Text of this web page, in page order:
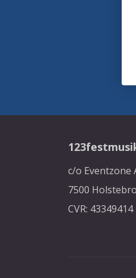
c/o Eventzone
7500
CVR: 43349414